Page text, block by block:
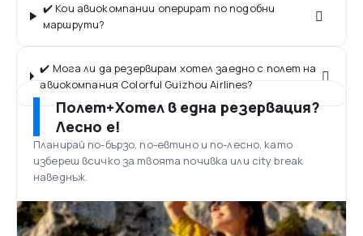
✔️ Кои авиокомпании оперират по подобни
маршрути?
✔️ Мога ли да резервирам хотел заедно с полет на
авиокомпания Colorful Guizhou Airlines?
Полет+Хотел в една резервация?
Лесно е!
Планирай по-бързо, по-евтино и по-лесно, като
избереш всичко за твоята почивка или city break
наведнъж.